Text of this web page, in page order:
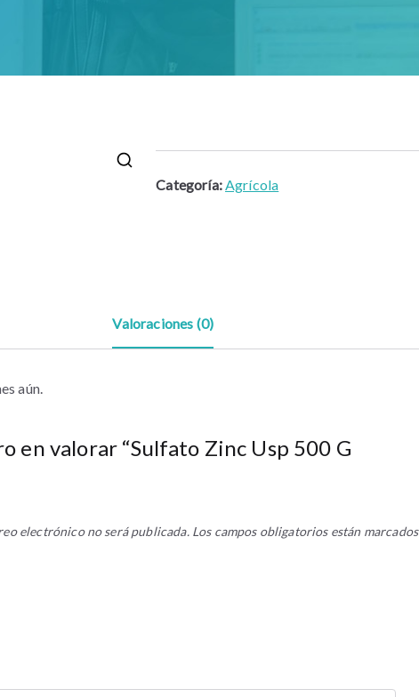
Categoría:Agrícola
Valoraciones (0)
aún.
en valorar “Sulfato Zinc Usp 500 G
electrónico no será publicada. Los campos obligatorios están marcados